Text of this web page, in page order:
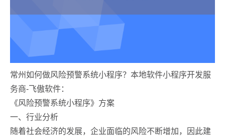
常州如何做风险预警系统小程序？本地软件小程序开发服
务商-飞傲软件：
《风险预警系统小程序》方案
一、行业分析
随着社会经济的发展，企业面临的风险不断增加，因此建